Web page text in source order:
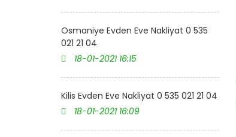
Osmaniye Evden Eve Nakliyat 0 535
021 21 04
18-01-2021 16:15
Kilis Evden Eve Nakliyat 0 535 021 21 04
18-01-2021 16:09